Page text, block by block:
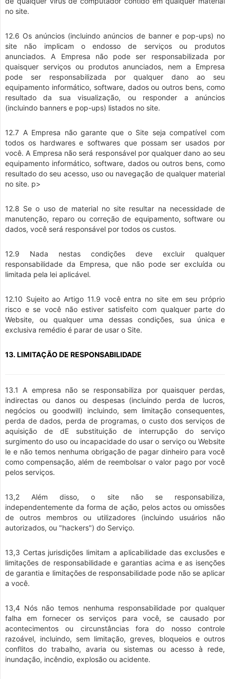
no site.
12.6 Os anúncios (incluindo anúncios de banner e pop-ups) no
site não implicam o endosso de serviços ou produtos
anunciados. A Empresa não pode ser responsabilizada por
quaisquer serviços ou produtos anunciados, nem a Empresa
pode ser responsabilizada por qualquer dano ao seu
equipamento informático, software, dados ou outros bens, como
resultado da sua visualização, ou responder a anúncios
(incluindo banners e pop-ups) listados no site.
12.7 A Empresa não garante que o Site seja compatível com
todos os hardwares e softwares que possam ser usados por
você. A Empresa não será responsável por qualquer dano ao seu
equipamento informático, software, dados ou outros bens, como
resultado do seu acesso, uso ou navegação de qualquer material
no site. p>
12.8 Se o uso de material no site resultar na necessidade de
manutenção, reparo ou correção de equipamento, software ou
dados, você será responsável por todos os custos.
12.9 Nada nestas condições deve excluir qualquer
responsabilidade da Empresa, que não pode ser excluída ou
limitada pela lei aplicável.
12.10 Sujeito ao Artigo 11.9 você entra no site em seu próprio
risco e se você não estiver satisfeito com qualquer parte do
Website, ou qualquer uma dessas condições, sua única e
exclusiva remédio é parar de usar o Site.
13. LIMITAÇÃO DE RESPONSABILIDADE
13.1 A empresa não se responsabiliza por quaisquer perdas,
indirectas ou danos ou despesas (incluindo perda de lucros,
negócios ou goodwill) incluindo, sem limitação consequentes,
perda de dados, perda de programas, o custo dos serviços de
aquisição de dE substituição de interrupção do serviço
surgimento do uso ou incapacidade do usar o serviço ou Website
le e não temos nenhuma obrigação de pagar dinheiro para você
como compensação, além de reembolsar o valor pago por você
pelos serviços.
13,2 Além disso, o site não se responsabiliza,
independentemente da forma de ação, pelos actos ou omissões
de outros membros ou utilizadores (incluindo usuários não
autorizados, ou "hackers") do Serviço.
13,3 Certas jurisdições limitam a aplicabilidade das exclusões e
limitações de responsabilidade e garantias acima e as isenções
de garantia e limitações de responsabilidade pode não se aplicar
a você.
13,4 Nós não temos nenhuma responsabilidade por qualquer
falha em fornecer os serviços para você, se causado por
acontecimentos ou circunstâncias fora do nosso controle
razoável, incluindo, sem limitação, greves, bloqueios e outros
conflitos do trabalho, avaria ou sistemas ou acesso à rede,
inundação, incêndio, explosão ou acidente.